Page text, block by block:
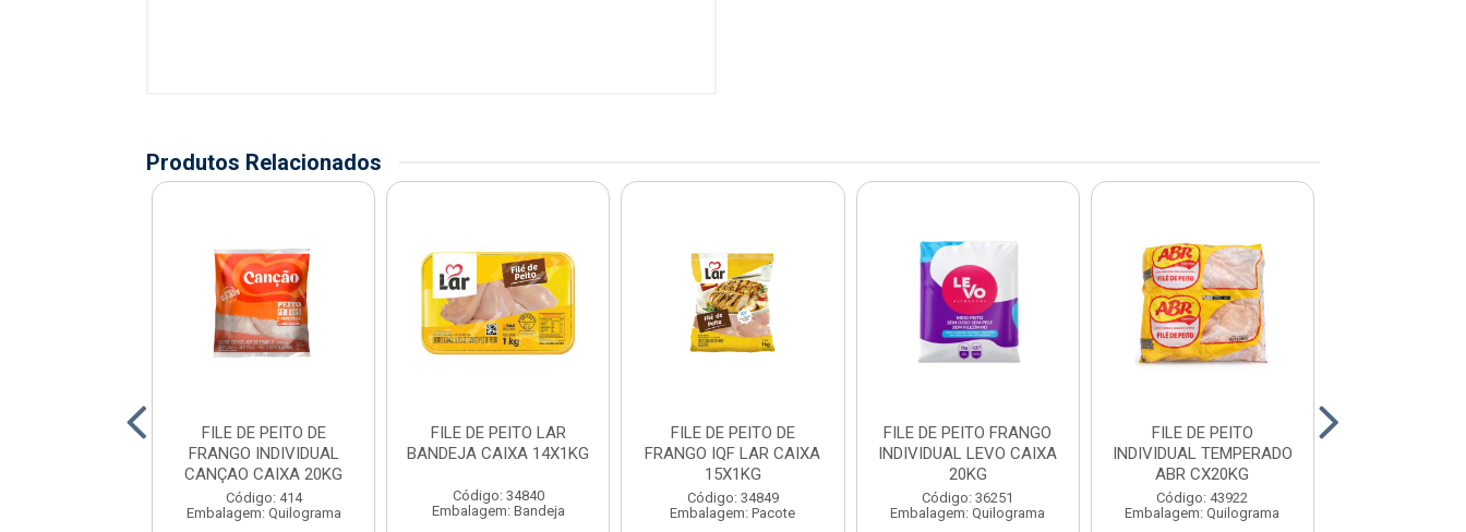
Produtos Relacionados
FILE DE PEITO DE
FRANGO INDIVIDUAL
CANÇAO CAIXA 20KG
Código: 414
Embalagem: Quilograma
FILE DE PEITO LAR
BANDEJA CAIXA 14X1KG
Código: 34840
Embalagem: Bandeja
FILE DE PEITO DE
FRANGO IQF LAR CAIXA
15X1KG
Código: 34849
Embalagem: Pacote
FILE DE PEITO FRANGO
INDIVIDUAL LEVO CAIXA
20KG
Código: 36251
Embalagem: Quilograma
FILE DE PEITO
INDIVIDUAL TEMPERADO
ABR CX20KG
Código: 43922
Embalagem: Quilograma